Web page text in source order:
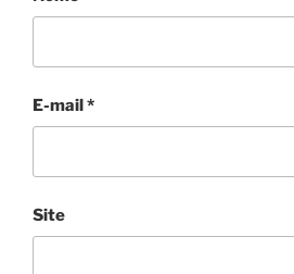
E-mail*
Site